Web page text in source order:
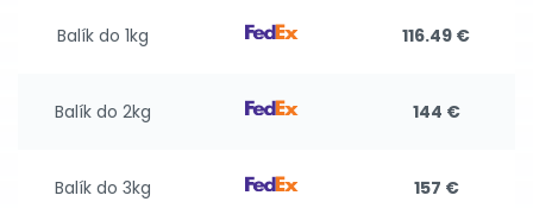
Balík do 1kg 116.49 €
Balík do 2kg 144 €
Balík do 3kg 157 €